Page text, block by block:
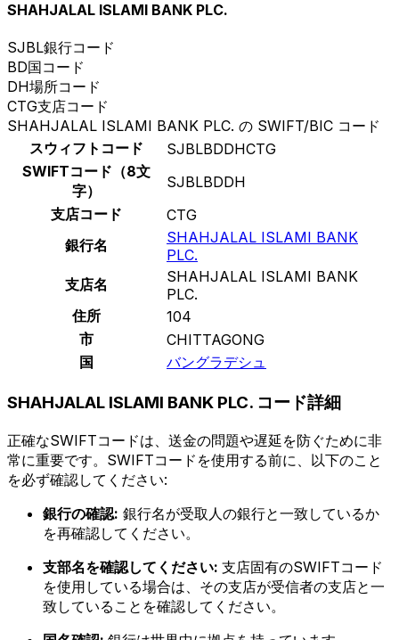
SHAHJALAL ISLAMI BANK PLC.
SJBL銀行コード
BD国コード
DH場所コード
CTG支店コード
SHAHJALAL ISLAMI BANK PLC. の SWIFT/BIC コード
スウィフトコード
SJBLBDDHCTG
SWIFTコード（8文
字）
SJBLBDDH
支店コード
CTG
銀行名
SHAHJALAL ISLAMI BANK
PLC.
支店名
SHAHJALAL ISLAMI BANK
PLC.
住所
104
市
CHITTAGONG
国
バングラデシュ
SHAHJALAL ISLAMI BANK PLC. コード詳細
正確なSWIFTコードは、送金の問題や遅延を防ぐために非
常に重要です。SWIFTコードを使用する前に、以下のこと
を必ず確認してください:
銀行の確認: 銀行名が受取人の銀行と一致しているか
を再確認してください。
支部名を確認してください: 支店固有のSWIFTコード
を使用している場合は、その支店が受信者の支店と一
致していることを確認してください。